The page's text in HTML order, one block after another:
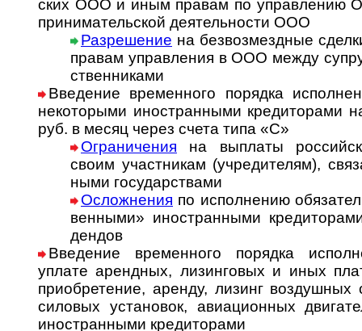
ских ООО и иным пра­вам по управ­ле­нию
при­ни­ма­тель­ской де­я­тель­ности ООО
Разрешение на безвозмездные
правам управ­ления в ООО между
ст­вен­никами
Введение временного порядка
не­ко­то­ры­ми ино­стран­ны­ми кре­ди­то­ра­ми
руб. в месяц через счета типа «С»
Ограничения на выплаты
своим участ­никам (учре­ди­телям),
ными госу­дарствами
Осложнения по исполнению
венными» ино­стран­ными
дендов
Введение временного порядка
уплате арендных, лизинговых и иных
при­обре­те­ние, аренду, лизинг воз­душ­ных
силовых ус­та­но­вок, ави­а­ци­он­ных
ино­стран­ными кре­ди­торами